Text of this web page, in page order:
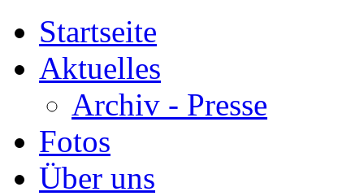
Startseite
Aktuelles
Archiv - Presse
Fotos
Über uns